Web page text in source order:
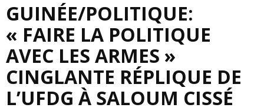
GUINÉE/POLITIQUE:
« FAIRE LA POLITIQUE
AVEC LES ARMES »
CINGLANTE RÉPLIQUE DE
L’UFDG À SALOUM CISSÉ